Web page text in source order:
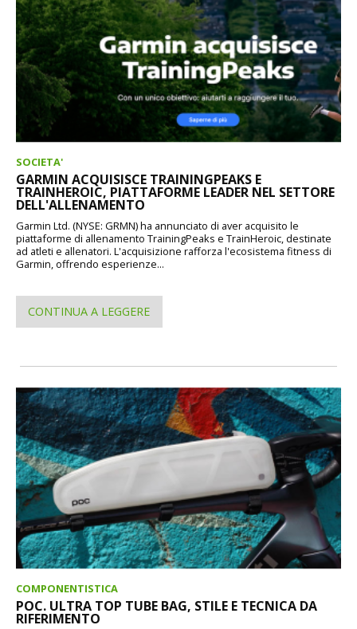
SOCIETA'
GARMIN ACQUISISCE TRAININGPEAKS E
TRAINHEROIC, PIATTAFORME LEADER NEL SETTORE
DELL'ALLENAMENTO
Garmin Ltd. (NYSE: GRMN) ha annunciato di aver acquisito le
piattaforme di allenamento TrainingPeaks e TrainHeroic, destinate
ad atleti e allenatori. L'acquisizione rafforza l'ecosistema fitness di
Garmin, offrendo esperienze...
CONTINUA A LEGGERE
COMPONENTISTICA
POC. ULTRA TOP TUBE BAG, STILE E TECNICA DA
RIFERIMENTO